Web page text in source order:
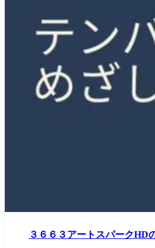
３６６３アートスパークHD